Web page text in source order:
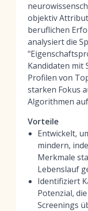
objektiv
beruflichen
analysiert die
Kandidaten mit
Profilen von
starken Fokus
Algorithmen
Vorteile
Entwickelt,
mindern,
Merkmale
Lebenslauf
Identifiziert
Potenzial,
Screenings